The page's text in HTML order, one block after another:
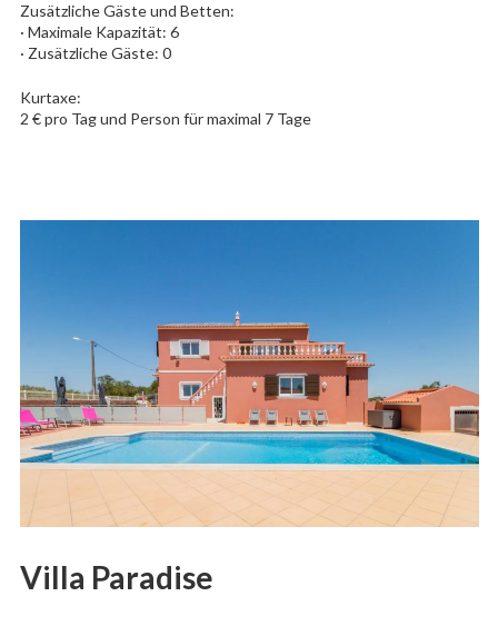
Zusätzliche Gäste und Betten:
· Maximale Kapazität: 6
· Zusätzliche Gäste: 0
Kurtaxe:
2 € pro Tag und Person für maximal 7 Tage
Villa Paradise